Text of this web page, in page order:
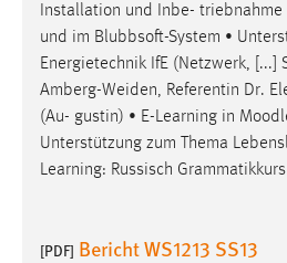
Installation und Inbe- triebnahme
und im Blubbsoft-System •
Energietechnik IfE (Netzwerk, [...]
Amberg-Weiden, Referentin Dr.
(Au- gustin) • E-Learning in
Unterstützung zum Thema
Learning: Russisch Grammatikkurs
[PDF] Bericht WS1213 SS13